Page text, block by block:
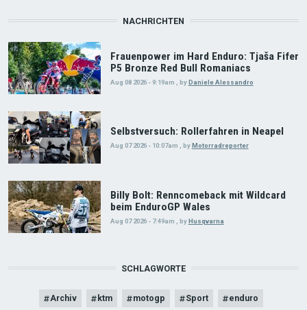
NACHRICHTEN
Frauenpower im Hard Enduro: Tjaša Fifer
P5 Bronze Red Bull Romaniacs
Aug 08 2026 - 9:19am , byDaniele Alessandro
Selbstversuch: Rollerfahren in Neapel
Aug 07 2026 - 10:07am , by Motorradreporter
Billy Bolt: Renncomeback mit Wildcard
beim EnduroGP Wales
Aug 07 2026 - 7:49am byHusqvarna
SCHLAGWORTE
Archiv ktm motogp Sport enduro